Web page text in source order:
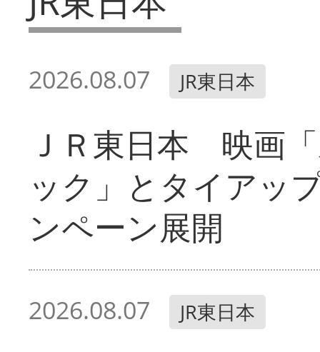
2026.08.07 JR東日本
ＪＲ東日本 映画
ック」とタイアッ
ンペーン展開
2026.08.07 JR東日本